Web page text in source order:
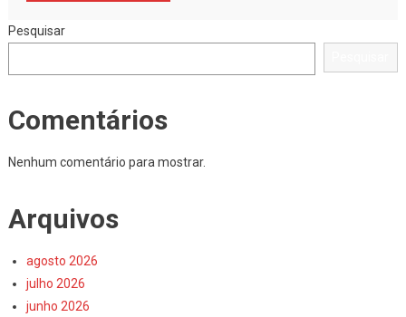
Pesquisar
Comentários
Nenhum comentário para mostrar.
Arquivos
agosto 2026
julho 2026
junho 2026